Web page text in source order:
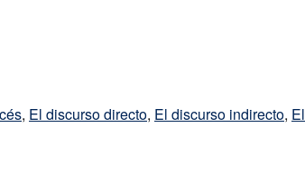
, El discurso directo, El discurso indirecto,